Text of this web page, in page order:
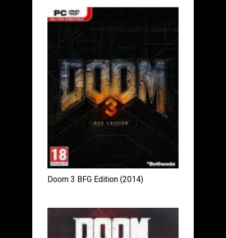
Doom 3 BFG Edition (2014)